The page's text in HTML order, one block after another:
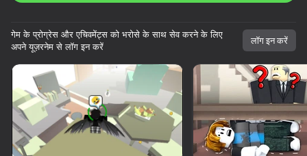
गेम के प्रोग्रेस और एचिवमेंट्स को भरोसे के साथ सेव करने के लिए
अपने यूज़रनेम से लॉग इन करें
लॉग इन करें